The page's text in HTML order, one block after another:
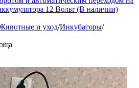
12 Вольт (В наличии)
и уход/Инкубаторы/